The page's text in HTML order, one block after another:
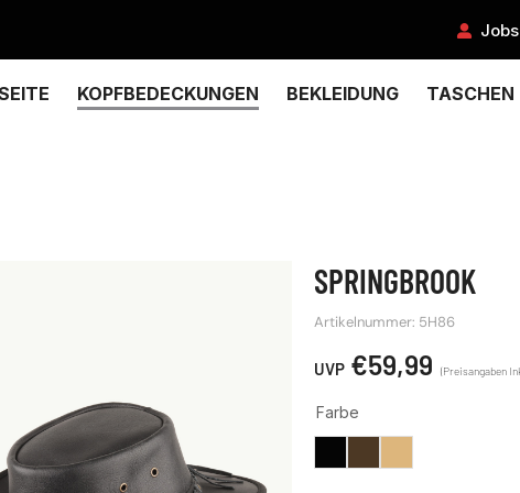
Jobs
KOPFBEDECKUNGEN BEKLEIDUNG TASCHEN
SPRINGBROOK
Artikelnummer: 5H86
€59,99
Farbe